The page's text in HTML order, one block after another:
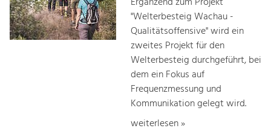
"Welterbesteig Wachau -
Qualitätsoffensive" wird ein
zweites Projekt für den
Welterbesteig durchgeführt, bei
dem ein Fokus auf
Frequenzmessung und
Kommunikation gelegt wird.
weiterlesen »